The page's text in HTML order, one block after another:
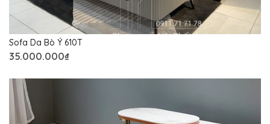
Sofa Da Bò Ý 610T
35.000.000₫